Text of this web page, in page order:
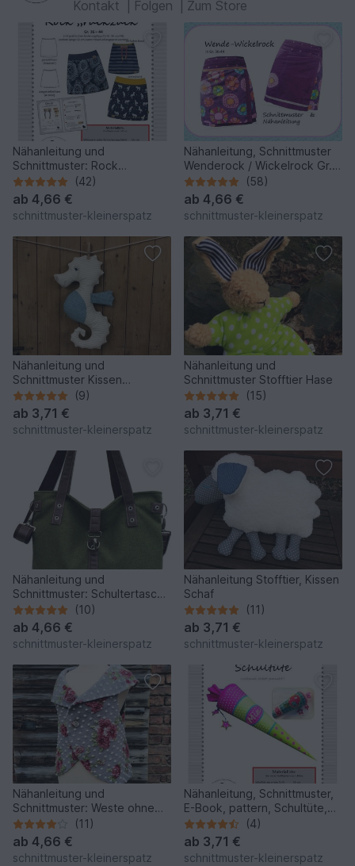
Kontakt Folgen Zum Store
Nähanleitung und
Schnittmuster: Rock
"ruckzuck" Gr. 36 - 44/46
(42)
ab 4,66 €
schnittmuster-kleinerspatz
Nähanleitung, Schnittmuster
Wenderock / Wickelrock Gr.
36-44
(58)
ab 4,66 €
schnittmuster-kleinerspatz
Nähanleitung und
Schnittmuster Kissen
Seepferdchen
(9)
ab 3,71 €
schnittmuster-kleinerspatz
Nähanleitung und
Schnittmuster Stofftier Hase
(15)
ab 3,71 €
schnittmuster-kleinerspatz
Nähanleitung und
Schnittmuster: Schultertasche
Hanna
(10)
ab 4,66 €
schnittmuster-kleinerspatz
Nähanleitung Stofftier, Kissen
Schaf
(11)
ab 3,71 €
schnittmuster-kleinerspatz
Nähanleitung und
Schnittmuster: Weste ohne
Nähen ! (Gr. 36-40 und 42-
46)
(11)
ab 4,66 €
schnittmuster-kleinerspatz
Nähanleitung, Schnittmuster,
E-Book, pattern, Schultüte,
Zuckertüte mit Applikationen
(4)
ab 3,71 €
schnittmuster-kleinerspatz